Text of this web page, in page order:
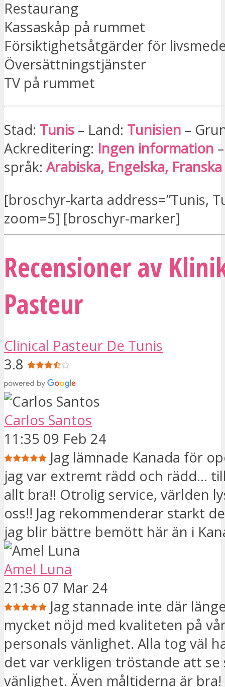
Restaurang
Kassaskåp på rummet
Försiktighetsåtgärder för
Översättningstjänster
TV på rummet
Stad: Tunis – Land: Tunisien –
Ackreditering: Ingen information
språk: Arabiska, Engelska, Franska
[broschyr-karta address=”Tunis,
zoom=5] [broschyr-marker]
Recensioner av
Pasteur
Clinical Pasteur De Tunis
3.8
Carlos Santos
11:35 09 Feb 24
Jag lämnade Kanada för
jag var extremt rädd och rädd...
allt bra!! Otrolig service, världen
oss!! Jag rekommenderar starkt
jag blir bättre bemött här än i
Amel Luna
21:36 07 Mar 24
Jag stannade inte där
mycket nöjd med kvaliteten på
personals vänlighet. Alla tog väl
det var verkligen tröstande att se
vänlighet. Även måltiderna är bra!